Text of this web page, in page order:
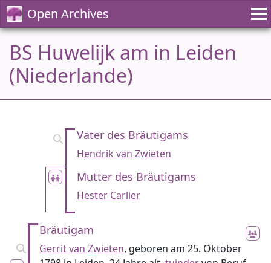
Open Archives
BS Huwelijk am in Leiden
(Niederlande)
Vater des Bräutigams
Hendrik van Zwieten
Mutter des Bräutigams
Hester Carlier
Bräutigam
Gerrit van Zwieten, geboren am 25. Oktober